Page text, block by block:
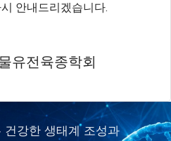
과학으로
래를 선도합니
건강한 생태계 조성과
안내드리겠습니다.
유전육종학회